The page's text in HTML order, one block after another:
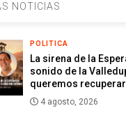
NOTICIAS
POLITICA
La sirena de la
sonido de la
queremos recuperar
4 agosto, 2026